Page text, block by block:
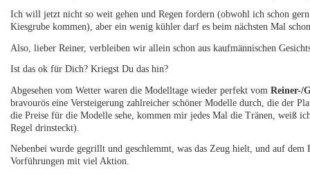
Ich will jetzt nicht so weit gehen und Regen fordern (obwohl ich schon
Kiesgrube kommen), aber ein wenig kühler darf es beim nächsten Mal
Also, lieber Reiner, verbleiben wir allein schon aus kaufmännischen
Ist das ok für Dich? Kriegst Du das hin?
Abgesehen vom Wetter waren die Modelltage wieder perfekt vomReiner-/
bravourös eine Versteigerung zahlreicher schöner Modelle durch, die der
die Preise für die Modelle sehe, kommen mir jedes Mal die Tränen, weiß
Regel drinsteckt).
Nebenbei wurde gegrillt und geschlemmt, was das Zeug hielt, und auf dem
Vorführungen mit viel Aktion.